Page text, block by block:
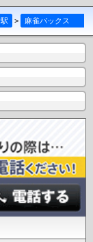
> 麻雀バックス大須店